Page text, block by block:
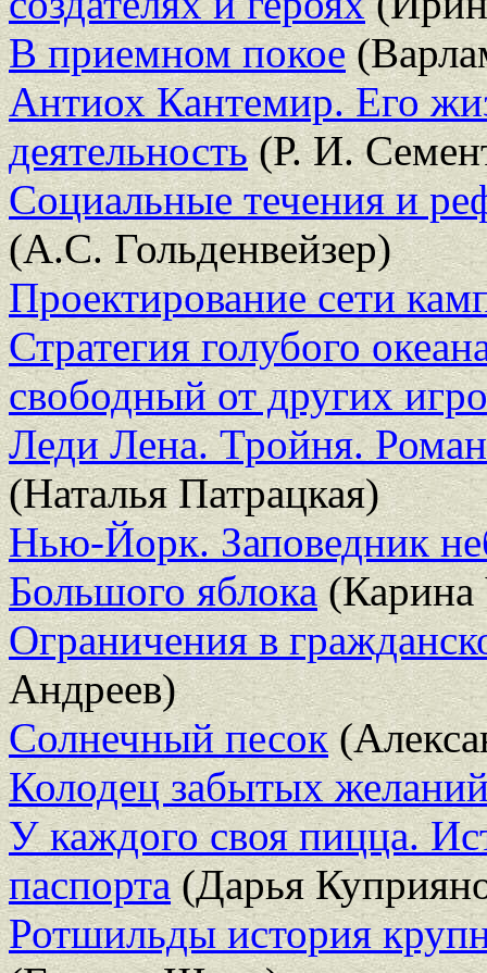
В приемном покое
Антиох Кантемир. Его
деятельность(Р. И.
Социальные течения и
(А.С. Гольденвейзер)
Проектирование сети
Стратегия голубого
свободный от других
Леди Лена. Тройня.
(Наталья Патрацкая)
Нью-Йорк. Заповедник
Большого яблока(Карина
Ограничения в
Андреев)
Солнечный песок
Колодец забытых
У каждого своя пицца.
паспорта(Дарья
Ротшильды история